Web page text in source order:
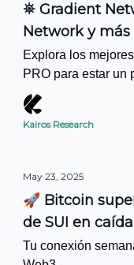
⛯ Gradient
Explora los
PRO para estar un
semana.
Kairos Research
May 23, 2025
🚀 Bitcoin
de SUI en
Tu conexión